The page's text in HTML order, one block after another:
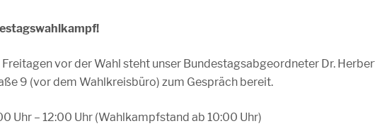
vor der Wahl steht unser Bundestagsabgeordneter Dr.
9 (vor dem Wahlkreisbüro) zum Gespräch bereit.
Uhr – 12:00 Uhr (Wahlkampfstand ab 10:00 Uhr)